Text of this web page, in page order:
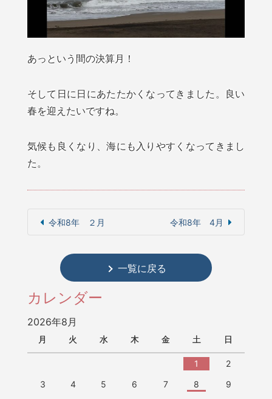
あっという間の決算月！
そして日に日にあたたかくなってきました。良い
春を迎えたいですね。
気候も良くなり、海にも入りやすくなってきまし
た。
令和8年 ２月 令和8年 4月
一覧に戻る
カレンダー
2026年8月
月 火 水 木 金 土 日
1
2
3
4 5 6 7 8
9